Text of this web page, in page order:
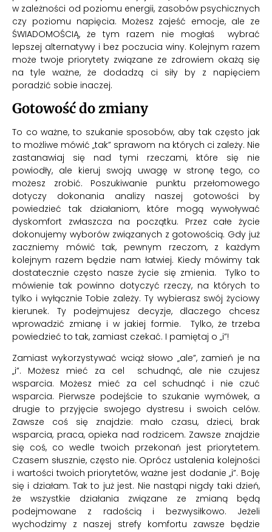
w zależności od poziomu energii, zasobów psychicznych
czy poziomu napięcia. Możesz zajeść emocje, ale ze
ŚWIADOMOŚCIĄ, że tym razem nie mogłaś wybrać
lepszej alternatywy i bez poczucia winy. Kolejnym razem
może twoje priorytety związane ze zdrowiem okażą się
na tyle ważne, że dodadzą ci siły by z napięciem
poradzić sobie inaczej.
Gotowość do zmiany
To co ważne, to szukanie sposobów, aby tak często jak
to możliwe mówić „tak” sprawom na których ci zależy. Nie
zastanawiaj się nad tymi rzeczami, które się nie
powiodły, ale kieruj swoją uwagę w stronę tego, co
możesz zrobić. Poszukiwanie punktu przełomowego
dotyczy dokonania analizy naszej gotowości by
powiedzieć tak działaniom, które mogą wywoływać
dyskomfort zwłaszcza na początku. Przez całe życie
dokonujemy wyborów związanych z gotowością. Gdy już
zaczniemy mówić tak, pewnym rzeczom, z każdym
kolejnym razem będzie nam łatwiej. Kiedy mówimy tak
dostatecznie często nasze życie się zmienia. Tylko to
mówienie tak powinno dotyczyć rzeczy, na których to
tylko i wyłącznie Tobie zależy. Ty wybierasz swój życiowy
kierunek. Ty podejmujesz decyzje, dlaczego chcesz
wprowadzić zmianę i w jakiej formie. Tylko, że trzeba
powiedzieć to tak, zamiast czekać. I pamiętaj o „i”!
Zamiast wykorzystywać wciąż słowo „ale”, zamień je na
„i”. Możesz mieć za cel schudnąć, ale nie czujesz
wsparcia. Możesz mieć za cel schudnąć i nie czuć
wsparcia. Pierwsze podejście to szukanie wymówek, a
drugie to przyjęcie swojego dystresu i swoich celów.
Zawsze coś się znajdzie: mało czasu, dzieci, brak
wsparcia, praca, opieka nad rodzicem. Zawsze znajdzie
się coś, co wedle twoich przekonań jest priorytetem.
Czasem słusznie, często nie. Oprócz ustalenia kolejności
i wartości twoich priorytetów, ważne jest dodanie „i”. Boję
się i działam. Tak to już jest. Nie nastąpi nigdy taki dzień,
że wszystkie działania związane ze zmianą będą
podejmowane z radością i bezwysiłkowo. Jeżeli
wychodzimy z naszej strefy komfortu zawsze będzie